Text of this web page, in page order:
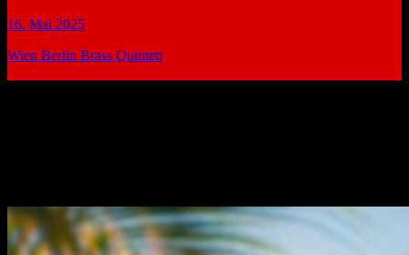
16. Mai 2025
Wien Berlin Brass Quintett